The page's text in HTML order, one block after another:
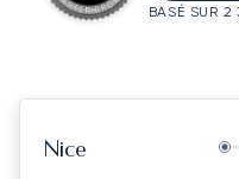
BASÉ SUR
Nice